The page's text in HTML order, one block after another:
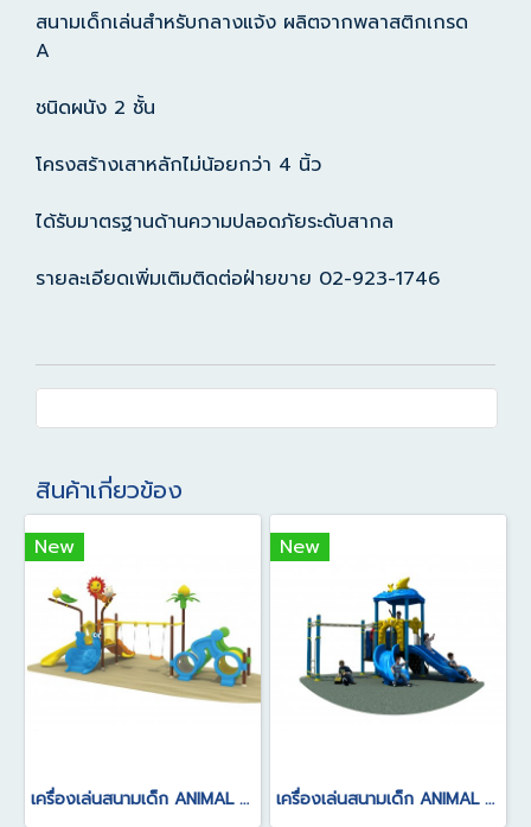
สนามเด็กเล่นสำหรับกลางแจ้ง ผลิตจากพลาสติกเกรด
A
ชนิดผนัง 2 ชั้น
โครงสร้างเสาหลักไม่น้อยกว่า 4 นิ้ว
ได้รับมาตรฐานด้านความปลอดภัยระดับสากล
รายละเอียดเพิ่มเติมติดต่อฝ่ายขาย 02-923-1746
สินค้าเกี่ยวข้อง
New
เครื่องเล่นสนามเด็ก ANIMAL SERIES
New
เครื่องเล่นสนามเด็ก ANIMAL SERIES